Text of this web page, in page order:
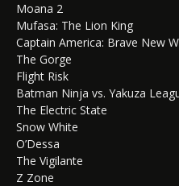
Moana 2
Mufasa: The Lion King
Captain America: Brave New
The Gorge
Flight Risk
Batman Ninja vs. Yakuza
The Electric State
Snow White
O’Dessa
The Vigilante
Z Zone